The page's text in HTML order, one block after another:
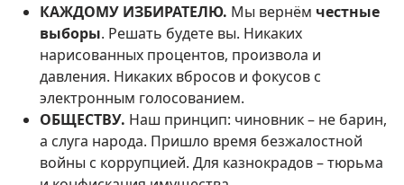
КАЖДОМУ ИЗБИРАТЕЛЮ. Мы вернём честные
выборы. Решать будете вы. Никаких
нарисованных процентов, произвола и
давления. Никаких вбросов и фокусов с
электронным голосованием.
ОБЩЕСТВУ. Наш принцип: чиновник – не барин,
а слуга народа. Пришло время безжалостной
войны с коррупцией. Для казнокрадов – тюрьма